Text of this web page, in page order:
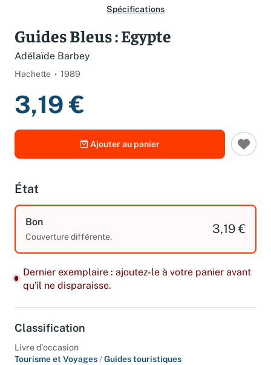
Spécifications
Guides Bleus : Egypte
Adélaïde Barbey
Hachette 1989
3,19 €
Ajouter au panier
État
Bon
Couverture différente.
3,19 €
Dernier exemplaire : ajoutez-le à votre panier avant
qu'il ne disparaisse.
Classification
Livre d'occasion
Tourisme et Voyages/Guides touristiques